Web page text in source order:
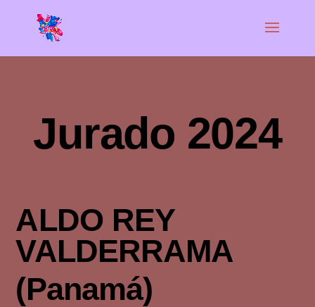
Jurado 2024
ALDO REY
VALDERRAMA
(Panamá)